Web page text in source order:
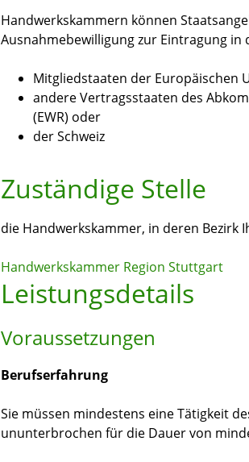
Handwerkskammern können
Ausnahmebewilligung zur Eintragung in
Mitgliedstaaten der Europäischen
andere Vertragsstaaten des
(EWR) oder
der Schweiz
Zuständige Stelle
die Handwerkskammer, in deren Bezirk
Handwerkskammer Region Stuttgart
Leistungsdetails
Voraussetzungen
Berufserfahrung
Sie müssen mindestens eine Tätigkeit
ununterbrochen für die Dauer von